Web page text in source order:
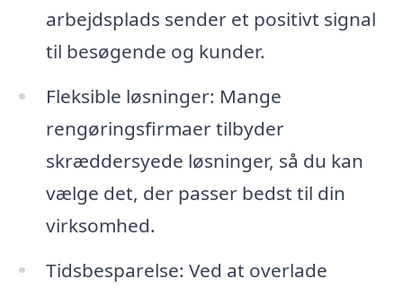
arbejdsplads sender et positivt signal
til besøgende og kunder.
Fleksible løsninger: Mange
rengøringsfirmaer tilbyder
skræddersyede løsninger, så du kan
vælge det, der passer bedst til din
virksomhed.
Tidsbesparelse: Ved at overlade